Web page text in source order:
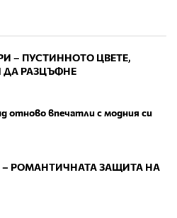
– ПУСТИННОТО ЦВЕТЕ,
ДА РАЗЦЪФНЕ
отново впечатли с модния си
– РОМАНТИЧНАТА ЗАЩИТА НА